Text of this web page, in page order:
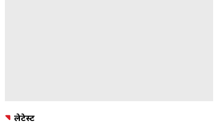
लेटेस्ट